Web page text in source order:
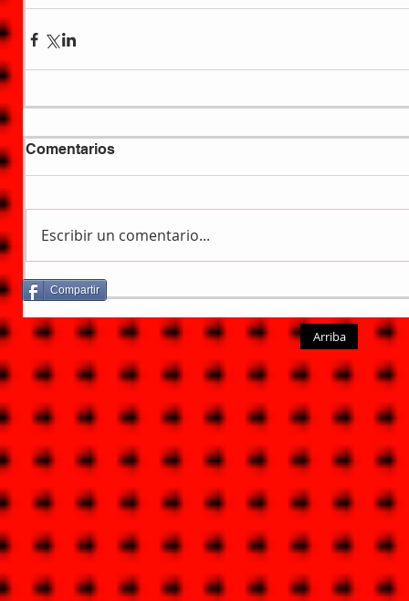
Comentarios
Escribir un comentario...
Arriba
Compartir